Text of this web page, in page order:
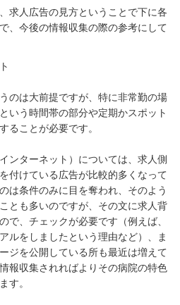
求人広告の見方ということで下に各
、今後の情報収集の際の参考にして
のは大前提ですが、特に非常勤の場
いう時間帯の部分や定期かスポット
ることが必要です。
ンターネット）については、求人側
付けている広告が比較的多くなって
は条件のみに目を奪われ、そのよう
とも多いのですが、その文に求人背
で、チェックが必要です（例えば、
ルをしましたという理由など）、ま
ジを公開している所も最近は増えて
報収集されればよりその病院の特色
す。